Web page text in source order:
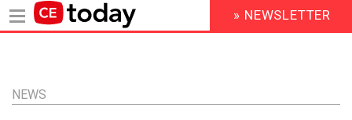
Inhalt
HEADER
MENU
» NEWSLETTER
NEWS